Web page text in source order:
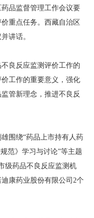
品监督管理工作会议要
重点任务。西藏自治区
讲话。
良反应监测评价工作的
工作的重要意义，强化
管新理念，推进不良反
围绕“药品上市持有人药
范》学习与讨论”等主题
级药品不良反应监测机
康药业股份有限公司2个